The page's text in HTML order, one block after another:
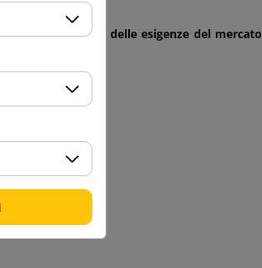
la comprensione delle esigenze del mercato
postale.